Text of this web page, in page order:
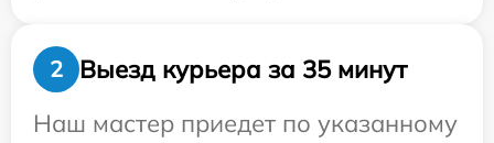
2
Выезд курьера за 35 минут
Наш мастер приедет по указанному